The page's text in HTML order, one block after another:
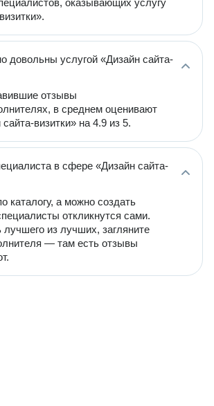
оказывающих услугу
довольны услугой «Дизайн сайта-
отзывы
в среднем оценивают
визитки» на 4.9 из 5.
в сфере «Дизайн сайта-
каталогу, а можно создать
откликнутся сами.
из лучших, загляните
— там есть отзывы